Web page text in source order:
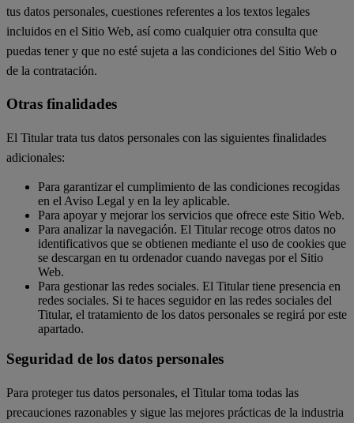
tus datos personales, cuestiones referentes a los textos legales
incluidos en el Sitio Web, así como cualquier otra consulta que
puedas tener y que no esté sujeta a las condiciones del Sitio Web o
de la contratación.
Otras finalidades
El Titular trata tus datos personales con las siguientes finalidades
adicionales:
Para garantizar el cumplimiento de las condiciones recogidas
en el Aviso Legal y en la ley aplicable.
Para apoyar y mejorar los servicios que ofrece este Sitio Web.
Para analizar la navegación. El Titular recoge otros datos no
identificativos que se obtienen mediante el uso de cookies que
se descargan en tu ordenador cuando navegas por el Sitio
Web.
Para gestionar las redes sociales. El Titular tiene presencia en
redes sociales. Si te haces seguidor en las redes sociales del
Titular, el tratamiento de los datos personales se regirá por este
apartado.
Seguridad de los datos personales
Para proteger tus datos personales, el Titular toma todas las
precauciones razonables y sigue las mejores prácticas de la industria